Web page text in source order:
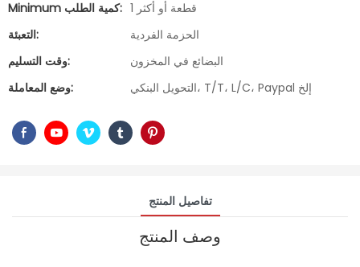
Minimum كمية الطلب:
1 قطعة أو أكثر
التعبئة:
الحزمة الفردية
وقت التسليم:
البضائع في المخزون
وضع المعاملة:
التحويل البنكي، T/T، L/C، Paypal إلخ
تفاصيل المنتج
وصف المنتج